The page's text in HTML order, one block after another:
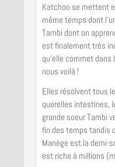
Katchoo se mettent
même temps dont
Tambi dont on
est finalement très
qu’elle commet
nous voilà !
Elles résolvent tous
querelles intestines,
grande soeur Tambi
fin des temps tandis
Manège est la demi-
est riche à millions